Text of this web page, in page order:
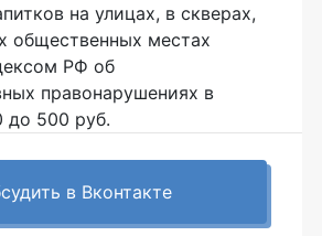
на улицах, в скверах,
общественных местах
РФ об
правонарушениях в
до 500 руб.
в Вконтакте